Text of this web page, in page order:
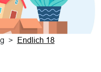
> Endlich 18